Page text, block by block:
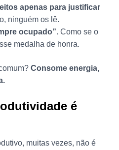
apenas para justificar
ninguém os lê.
ocupado”.Como se o
medalha de honra.
Consome energia,
é
muitas vezes, não é